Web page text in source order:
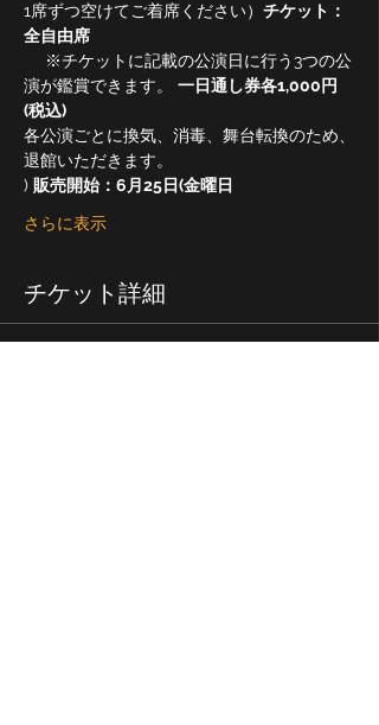
1席ずつ空けてご着席ください） チケット：
全自由席
※チケットに記載の公演日に行う3つの公
演が鑑賞できます。 一日通し券各1,000円
(税込)
各公演ごとに換気、消毒、舞台転換のため、
退館いただきます。
) 販売開始：6月25日(金曜日
さらに表示
チケット詳細